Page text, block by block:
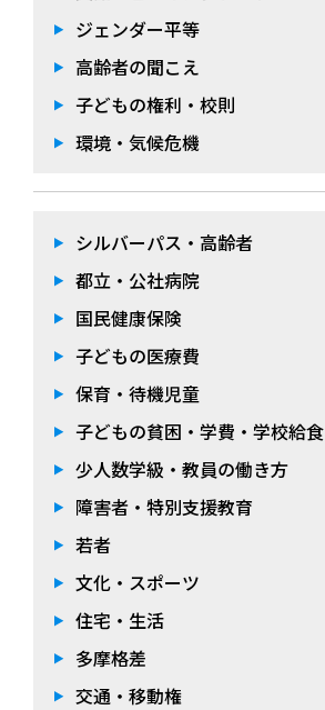
ジェンダー平等
高齢者の聞こえ
子どもの権利・校則
環境・気候危機
シルバーパス・高齢者
都立・公社病院
国民健康保険
子どもの医療費
保育・待機児童
子どもの貧困・学費・学校給食
少人数学級・教員の働き方
障害者・特別支援教育
若者
文化・スポーツ
住宅・生活
多摩格差
交通・移動権